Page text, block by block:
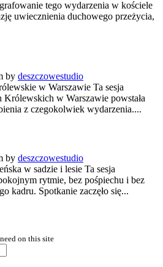
tego wydarzenia w kościele
uwiecznienia duchowego przeżycia,
by deszczowestudio
w Warszawie Ta sesja
Królewskich w Warszawie powstała
z czegokolwiek wydarzenia....
by deszczowestudio
w sadzie i lesie Ta sesja
rytmie, bez pośpiechu i bez
kadru. Spotkanie zaczęło się...
on this site